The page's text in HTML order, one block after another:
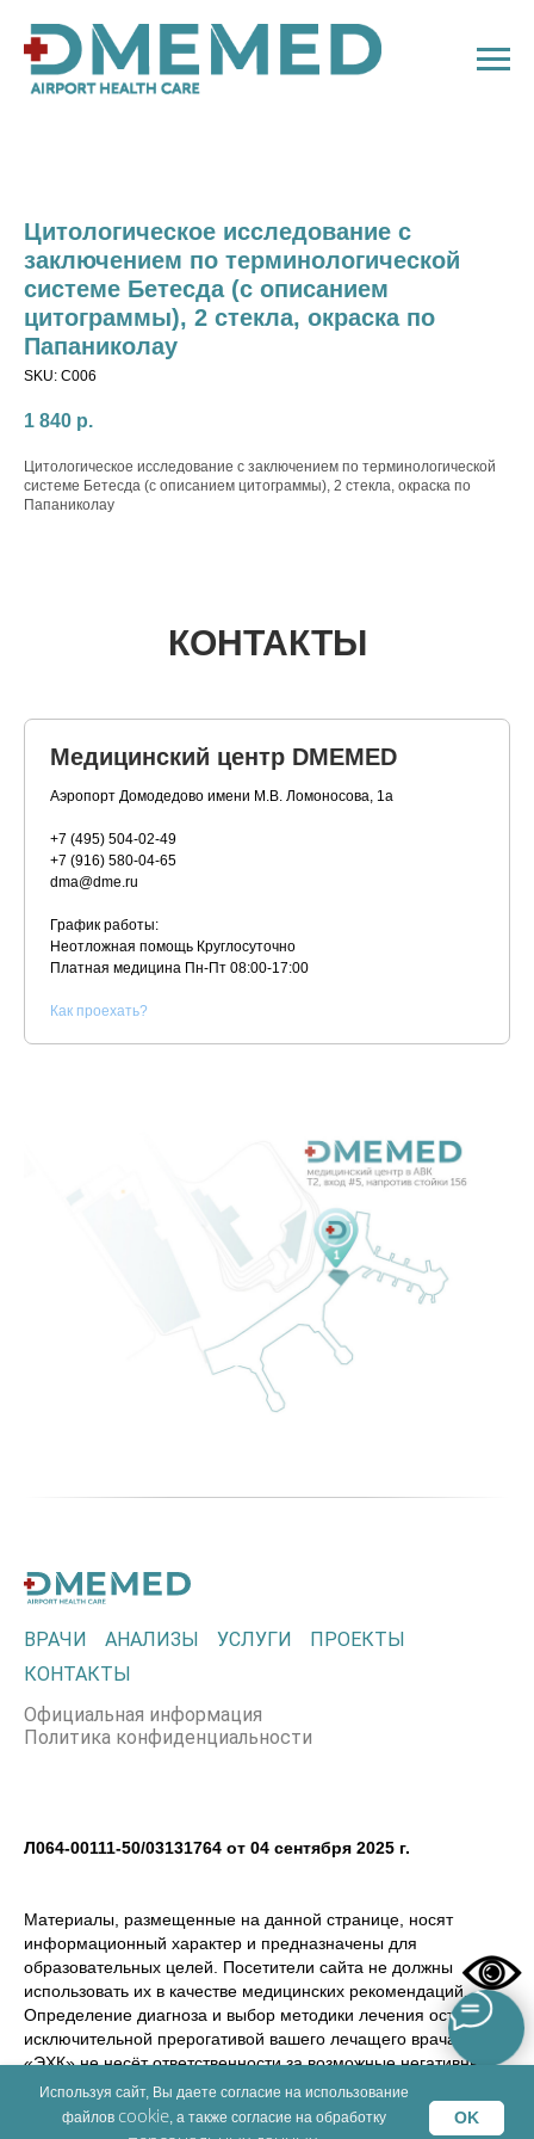
Цитологическое исследование с
заключением по терминологической
системе Бетесда (с описанием
цитограммы), 2 стекла, окраска по
Папаниколау
SKU: C006
1 840 р.
Цитологическое исследование с заключением по терминологической
системе Бетесда (с описанием цитограммы), 2 стекла, окраска по
Папаниколау
КОНТАКТЫ
Медицинский центр DMEMED
Аэропорт Домодедово имени М.В. Ломоносова, 1а
+7 (495) 504-02-49
+7 (916) 580-04-65
dma@dme.ru
График работы:
Неотложная помощь Круглосуточно
Платная медицина Пн-Пт 08:00-17:00
Как проехать?
ВРАЧИ АНАЛИЗЫ УСЛУГИ
ПРОЕКТЫ
КОНТАКТЫ
Официальная информация
Политика конфиденциальности
Л064-00111-50/03131764 от 04 сентября 2025 г.
Материалы, размещенные на данной странице, носят
информационный характер и предназначены для
образовательных целей. Посетители сайта не должны
использовать их в качестве медицинских рекомендаций.
Определение диагноза и выбор методики лечения остается
исключительной прерогативой вашего лечащего врача! ООО
«ЭХК» не несёт ответственности за возможные негативные
последствия, возникшие в результате использования
информации, размещенной на сайте dmemed.ru
Используя сайт, Вы даете согласие на использование
файлов cookie, а также согласие на обработку OK